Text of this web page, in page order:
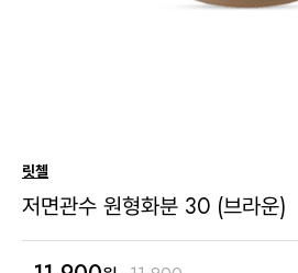
릿첼
저면관수 원형화분 30 (브라운)